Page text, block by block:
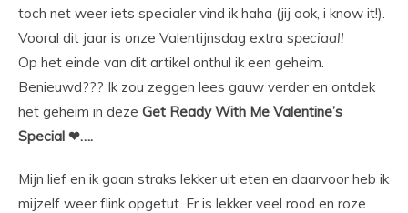
toch net weer iets specialer vind ik haha (jij ook, i know it!).
Vooral dit jaar is onze Valentijnsdag extra speciaal!
Op het einde van dit artikel onthul ik een geheim.
Benieuwd??? Ik zou zeggen lees gauw verder en ontdek
het geheim in deze Get Ready With Me Valentine’s
Special ❤….
Mijn lief en ik gaan straks lekker uit eten en daarvoor heb ik
mijzelf weer flink opgetut. Er is lekker veel rood en roze